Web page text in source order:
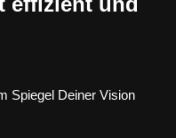
Spiegel Deiner Vision